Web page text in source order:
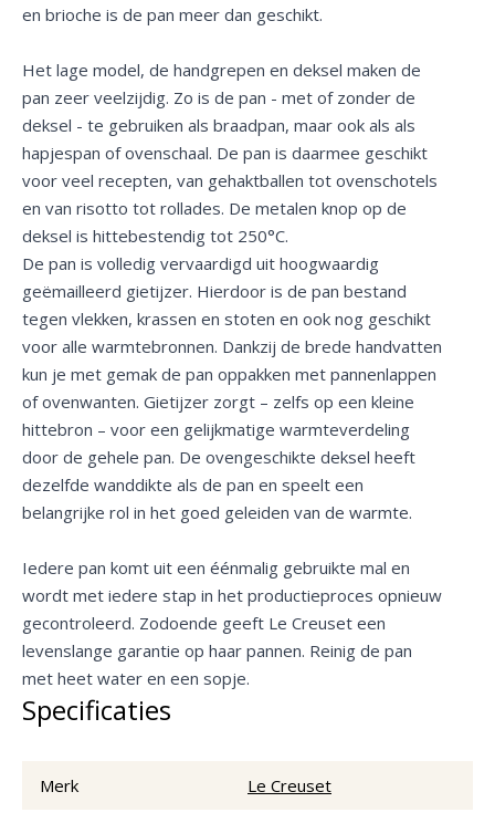
en brioche is de pan meer dan geschikt.
Het lage model, de handgrepen en deksel maken de
pan zeer veelzijdig. Zo is de pan - met of zonder de
deksel - te gebruiken als braadpan, maar ook als als
hapjespan of ovenschaal. De pan is daarmee geschikt
voor veel recepten, van gehaktballen tot ovenschotels
en van risotto tot rollades. De metalen knop op de
deksel is hittebestendig tot 250°C.
De pan is volledig vervaardigd uit hoogwaardig
geëmailleerd gietijzer. Hierdoor is de pan bestand
tegen vlekken, krassen en stoten en ook nog geschikt
voor alle warmtebronnen. Dankzij de brede handvatten
kun je met gemak de pan oppakken met pannenlappen
of ovenwanten. Gietijzer zorgt – zelfs op een kleine
hittebron – voor een gelijkmatige warmteverdeling
door de gehele pan. De ovengeschikte deksel heeft
dezelfde wanddikte als de pan en speelt een
belangrijke rol in het goed geleiden van de warmte.
Iedere pan komt uit een éénmalig gebruikte mal en
wordt met iedere stap in het productieproces opnieuw
gecontroleerd. Zodoende geeft Le Creuset een
levenslange garantie op haar pannen. Reinig de pan
met heet water en een sopje.
Specificaties
Merk Le Creuset